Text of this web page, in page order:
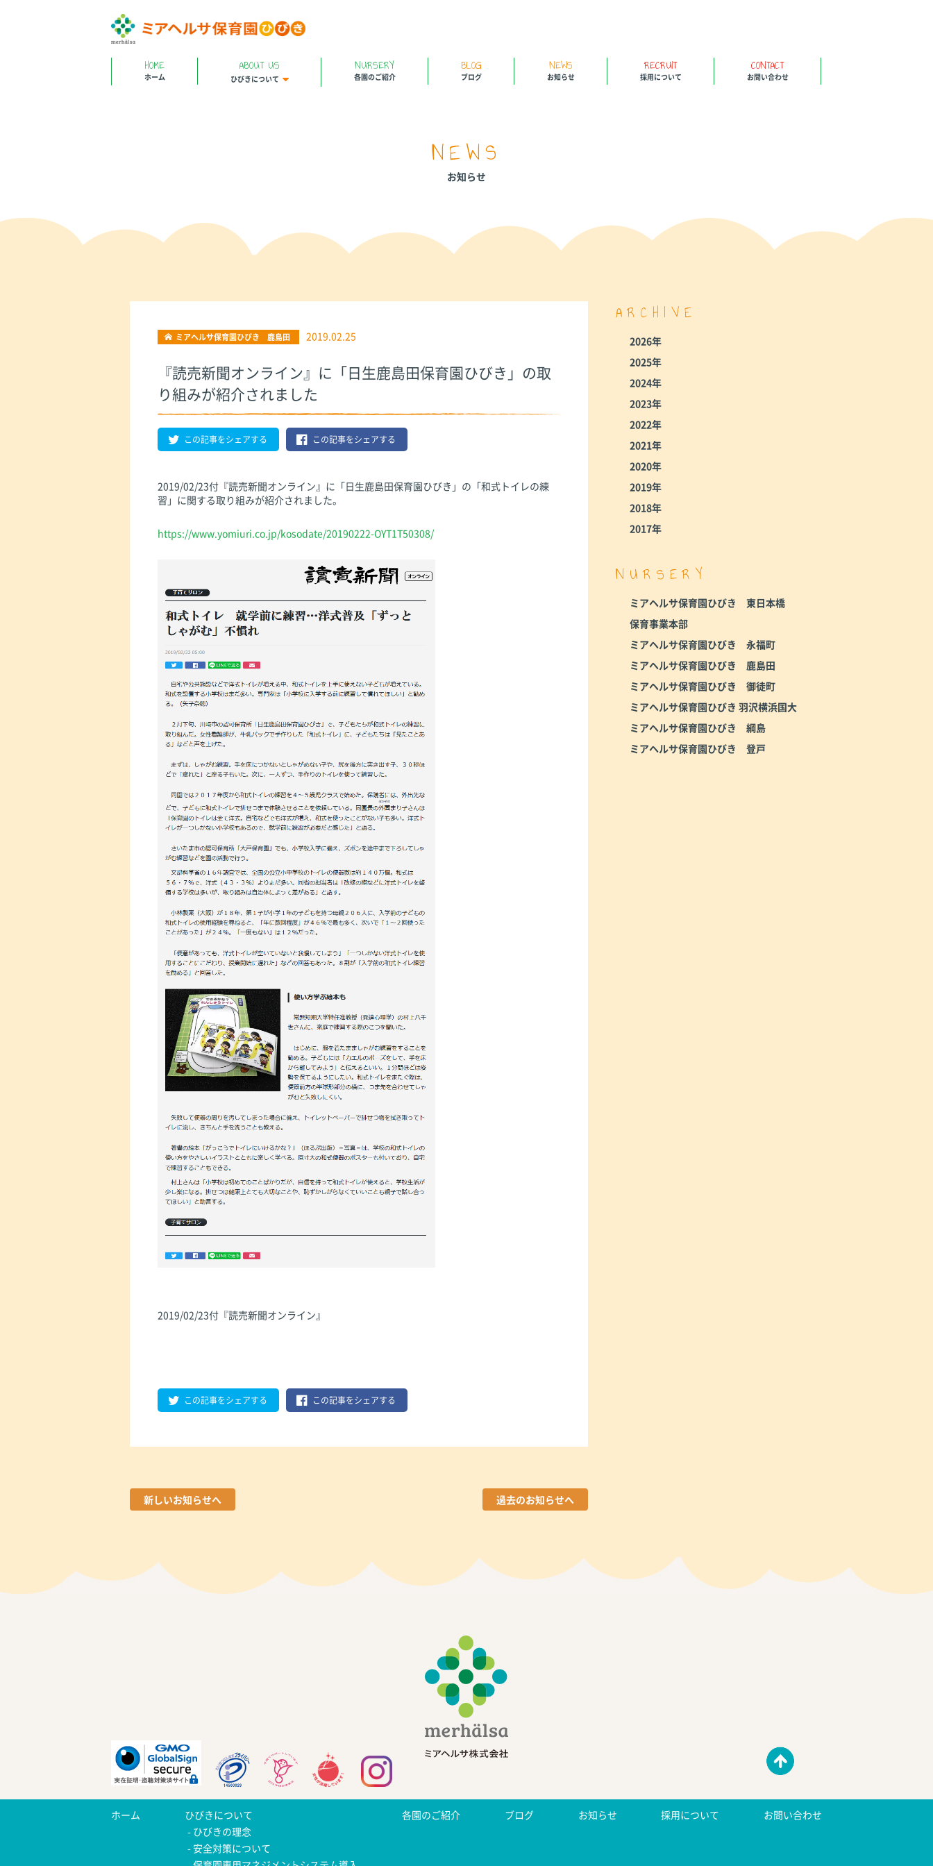
HOME
ホーム
ABOUT US
ひびきについて
NURSERY
各園のご紹介
BLOG
ブログ
NEWS
お知らせ
RECRUIT
採用について
CONTACT
お問い合わせ
NEWS
お知らせ
ミアヘルサ保育園ひびき 鹿島田 2019.02.25
『読売新聞オンライン』に「日生鹿島田保育園ひびき」の取
り組みが紹介されました
この記事をシェアする この記事をシェアする
2019/02/23付『読売新聞オンライン』に「日生鹿島田保育園ひびき」の「和式トイレの練
習」に関する取り組みが紹介されました。
https://www.yomiuri.co.jp/kosodate/20190222-OYT1T50308/
2019/02/23付『読売新聞オンライン』
この記事をシェアする この記事をシェアする
新しいお知らせへ 過去のお知らせへ
ARCHIVE
2026年
2025年
2024年
2023年
2022年
2021年
2020年
2019年
2018年
2017年
NURSERY
ミアヘルサ保育園ひびき 東日本橋
保育事業本部
ミアヘルサ保育園ひびき 永福町
ミアヘルサ保育園ひびき 鹿島田
ミアヘルサ保育園ひびき 御徒町
ミアヘルサ保育園ひびき 羽沢横浜国大
ミアヘルサ保育園ひびき 綱島
ミアヘルサ保育園ひびき 登戸
ホーム
ひびきについて
ひびきの理念
安全対策について
各園のご紹介 ブログ お知らせ 採用について お問い合わせ